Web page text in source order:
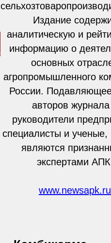
Издание
аналитическую и
информацию о
основных
агропромышленного
России.
авторов
руководители
специалисты и ученые,
являются
экспертами
www.newsapk.ru